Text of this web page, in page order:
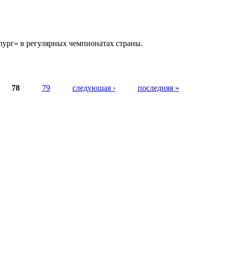
в регулярных чемпионатах страны.
78 79 следующая › последняя »